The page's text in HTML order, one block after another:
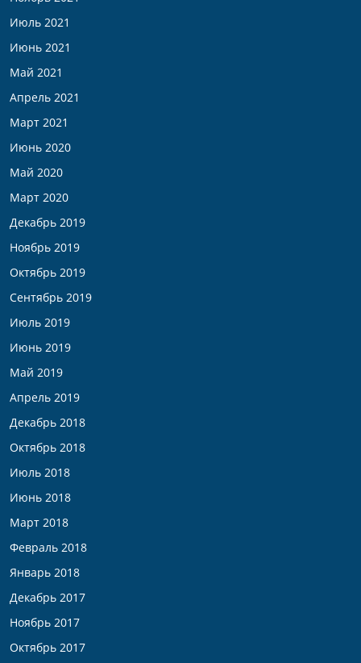
Июль 2021
Июнь 2021
Май 2021
Апрель 2021
Март 2021
Июнь 2020
Май 2020
Март 2020
Декабрь 2019
Ноябрь 2019
Октябрь 2019
Сентябрь 2019
Июль 2019
Июнь 2019
Май 2019
Апрель 2019
Декабрь 2018
Октябрь 2018
Июль 2018
Июнь 2018
Март 2018
Февраль 2018
Январь 2018
Декабрь 2017
Ноябрь 2017
Октябрь 2017